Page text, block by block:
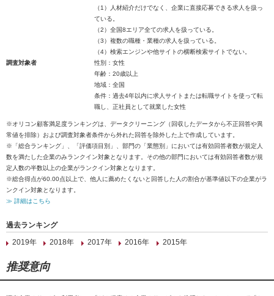
（1）人材紹介だけでなく、企業に直接応募できる求人を扱っ
ている。
（2）全国8エリア全ての求人を扱っている。
（3）複数の職種・業種の求人を扱っている。
（4）検索エンジンや他サイトの横断検索サイトでない。
調査対象者
性別：女性
年齢：20歳以上
地域：全国
条件：過去4年以内に求人サイトまたは転職サイトを使って転
職し、正社員として就業した女性
※オリコン顧客満足度ランキングは、データクリーニング（回収したデータから不正回答や異
常値を排除）および調査対象者条件から外れた回答を除外した上で作成しています。
※「総合ランキング」、「評価項目別」、部門の「業態別」においては有効回答者数が規定人
数を満たした企業のみランクイン対象となります。その他の部門においては有効回答者数が規
定人数の半数以上の企業がランクイン対象となります。
※総合得点が60.00点以上で、他人に薦めたくないと回答した人の割合が基準値以下の企業がラ
ンクイン対象となります。
≫ 詳細はこちら
過去ランキング
2019年
2018年 2017年 2016年 2015年
推奨意向